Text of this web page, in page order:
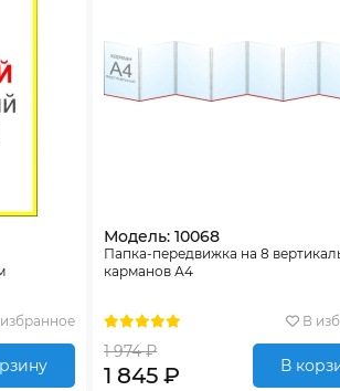
Модель: 10068
Папка-передвижка на 8
карманов А4
В
1 974 ₽
1 845 ₽ В